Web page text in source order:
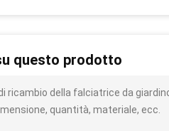
questo prodotto
ricambio della falciatrice da
quantità, materiale, ecc.